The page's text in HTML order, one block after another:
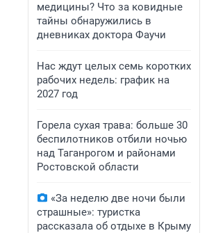
медицины? Что за ковидные
тайны обнаружились в
дневниках доктора Фаучи
Нас ждут целых семь коротких
рабочих недель: график на
2027 год
Горела сухая трава: больше 30
беспилотников отбили ночью
над Таганрогом и районами
Ростовской области
«За неделю две ночи были
страшные»: туристка
рассказала об отдыхе в Крыму